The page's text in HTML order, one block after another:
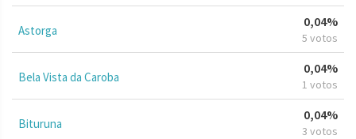
Astorga
0,04%
5 votos
Bela Vista da Caroba
0,04%
1 votos
Bituruna
0,04%
3 votos